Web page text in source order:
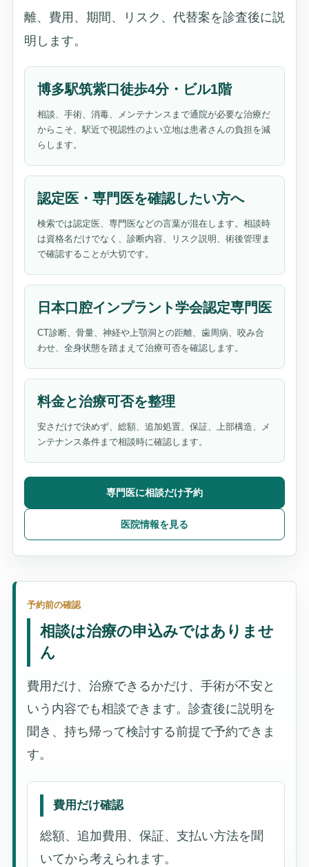
離、費用、期間、リスク、代替案を診査後に説
明します。
博多駅筑紫口徒歩4分・ビル1階
相談、手術、消毒、メンテナンスまで通院が必要な治療だ
からこそ、駅近で視認性のよい立地は患者さんの負担を減
らします。
認定医・専門医を確認したい方へ
検索では認定医、専門医などの言葉が混在します。相談時
は資格名だけでなく、診断内容、リスク説明、術後管理ま
で確認することが大切です。
日本口腔インプラント学会認定専門医
CT診断、骨量、神経や上顎洞との距離、歯周病、咬み合
わせ、全身状態を踏まえて治療可否を確認します。
料金と治療可否を整理
安さだけで決めず、総額、追加処置、保証、上部構造、メ
ンテナンス条件まで相談時に確認します。
専門医に相談だけ予約
医院情報を見る
予約前の確認
相談は治療の申込みではありませ
ん
費用だけ、治療できるかだけ、手術が不安と
いう内容でも相談できます。診査後に説明を
聞き、持ち帰って検討する前提で予約できま
す。
費用だけ確認
総額、追加費用、保証、支払い方法を聞
いてから考えられます。